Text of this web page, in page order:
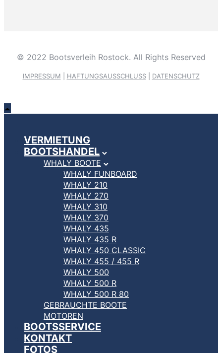
© 2022 Bootsverleih Rostock. All Rights Reserved
IMPRESSUM HAFTUNGSAUSSCHLUSS| DATENSCHUTZ
VERMIETUNG
BOOTSHANDEL
WHALY BOOTE
WHALY FUNBOARD
WHALY 210
WHALY 270
WHALY 310
WHALY 370
WHALY 435
WHALY 435 R
WHALY 450 CLASSIC
WHALY 455 / 455 R
WHALY 500
WHALY 500 R
WHALY 500 R 80
GEBRAUCHTE BOOTE
MOTOREN
BOOTSSERVICE
KONTAKT
FOTOS